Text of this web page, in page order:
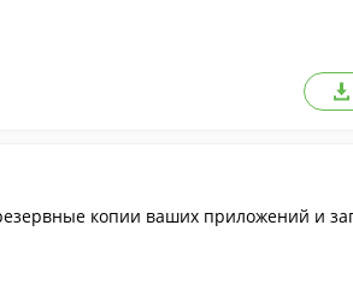
копии ваших приложений и